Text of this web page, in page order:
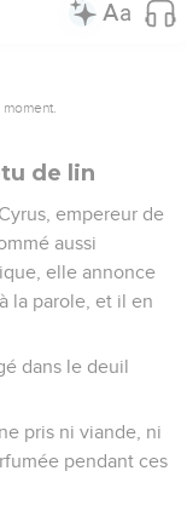
de lin
empereur de
aussi
elle annonce
la parole, et il en
dans le deuil
pris ni viande, ni
pendant ces